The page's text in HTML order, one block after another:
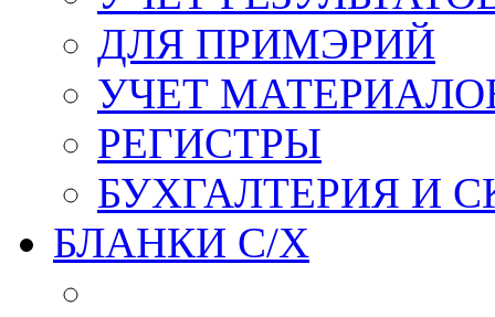
ДЛЯ ПРИМЭРИЙ
УЧЕТ
РЕГИСТРЫ
БУХГАЛТЕРИЯ И
БЛАНКИ С/Х